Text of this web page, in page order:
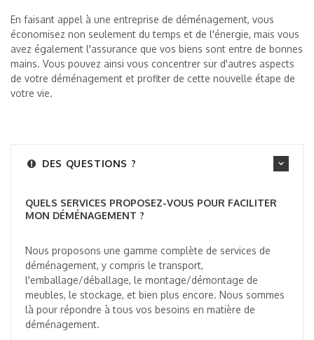
En faisant appel à une entreprise de déménagement, vous
économisez non seulement du temps et de l'énergie, mais vous
avez également l'assurance que vos biens sont entre de bonnes
mains. Vous pouvez ainsi vous concentrer sur d'autres aspects
de votre déménagement et profiter de cette nouvelle étape de
votre vie.
DES QUESTIONS ?
QUELS SERVICES PROPOSEZ-VOUS POUR FACILITER
MON DÉMÉNAGEMENT ?
Nous proposons une gamme complète de services de
déménagement, y compris le transport,
l'emballage/déballage, le montage/démontage de
meubles, le stockage, et bien plus encore. Nous sommes
là pour répondre à tous vos besoins en matière de
déménagement.